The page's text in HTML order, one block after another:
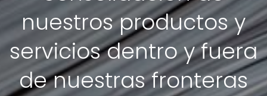
nuestros productos y
servicios dentro y fuera
de nuestras fronteras